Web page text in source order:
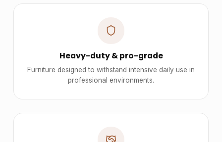
Heavy-duty & pro-grade
Furniture designed to withstand intensive daily use in
professional environments.